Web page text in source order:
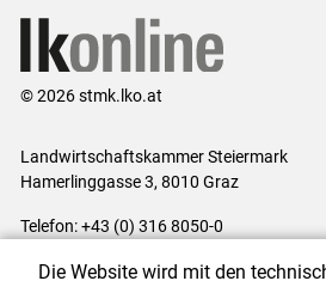
© 2026 stmk.lko.at
Landwirtschaftskammer Steiermark
Hamerlinggasse 3, 8010 Graz
Telefon: +43 (0) 316 8050-0
Die Website wird mit den